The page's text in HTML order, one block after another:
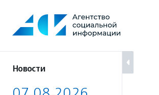
содержанию
Новости